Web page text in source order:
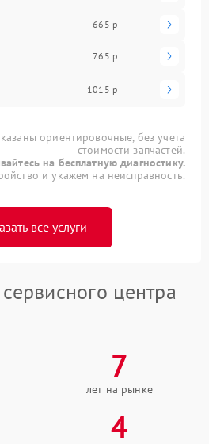
665 р
765 р
1015 р
ориентировочные, без учета
стоимости запчастей.
на бесплатную диагностику.
и укажем на неисправность.
все услуги
центра
7
лет на рынке
4